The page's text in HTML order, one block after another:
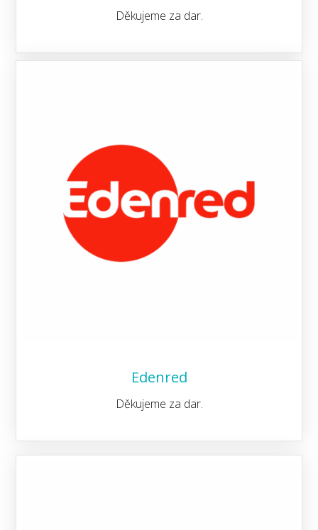
Děkujeme za dar.
Edenred
Děkujeme za dar.